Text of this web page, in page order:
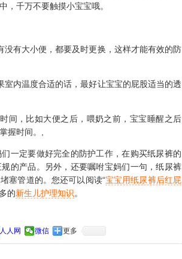
，千万不要触摸小宝宝哦。
有大小便，都要及时更换，这样才能有效的防
内温度合适的话，最好让宝宝的屁股适当的透
，比如大便之后，喂奶之前，宝宝睡醒之后
握时间。,
定要做好完全的防护工作，在购买纸尿裤的
的产品。另外，还要嘱咐宝妈们一句，纸尿裤
塞管道的。您还可以阅读“宝宝用纸尿裤后红屁
的新生儿护理知识。
人人网 微信 更多